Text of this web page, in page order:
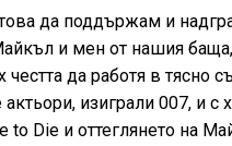
да поддържам и
и мен от нашия
да работя в тясно
изиграли 007, и
to Die и оттеглянето на